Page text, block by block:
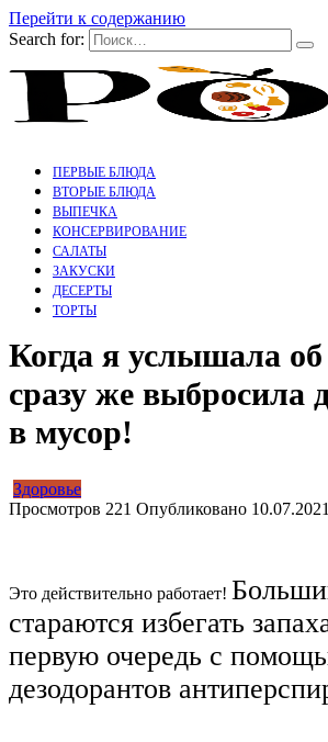
Перейти к содержанию
Search for:
ПЕРВЫЕ БЛЮДА
ВТОРЫЕ БЛЮДА
ВЫПЕЧКА
КОНСЕРВИРОВАНИЕ
САЛАТЫ
ЗАКУСКИ
ДЕСЕРТЫ
ТОРТЫ
Когда я услышала
сразу же выбросила
в мусор!
Здоровье
Просмотров 221 Опубликовано 10.07.2021
Это действительно работает!
стараются избегать
первую очередь с
дезодорантов